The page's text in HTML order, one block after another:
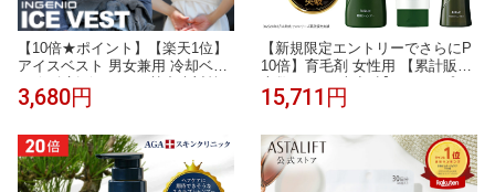
【10倍★ポイント】【楽天1位】
アイスベスト 男女兼用 冷却ベス
ト 保冷剤3個セット 熱中症対策
グッズ メンズ レディース 大きい
ット クールベスト長時間 冷やす
暑さ対策 厨房 清掃 介護
3,680円
【新規限定エントリーでさらにP
10倍】育毛剤 女性用 【累計販売
本数1,200万本突破】スカルプケ
ア 3点セット シャンプー トリー
育毛剤 育毛ケア 頭皮ケア 薬用リ
リィジュ 薬用シャンプー スカル
プトリートメント レディース 薄
15,711円